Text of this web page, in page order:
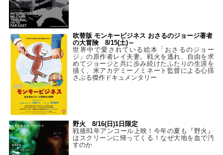
吹替版 モンキービジネス おさるのジョージ著者
の大冒険 8/15(土)～
世界中で愛されている絵本「おさるのジョー
ジ」の原作者レイ夫妻。戦火を逃れ、自由を求
めてジョージと共に歩み続けたふたりの生涯を
描く、米アカデミーノミネート監督による心揺
さぶる傑作ドキュメンタリー
野火 8/16(日)1日限定
戦後81年アンコール上映！今年の夏も『野火』
はスクリーンに帰ってくる！なぜ大地を血で汚
すのか